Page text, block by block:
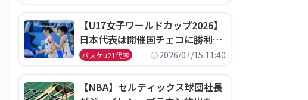
【U17女子ワールドカップ2026】
日本代表は開催国チェコに勝利し
て予選グループ3連勝で首位通
決定
バスケu21代表 2026/07/15 11:40
【NBA】セルティックス球団社長